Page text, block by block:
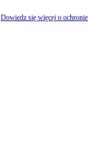
Dowiedz się więcej o ochronie